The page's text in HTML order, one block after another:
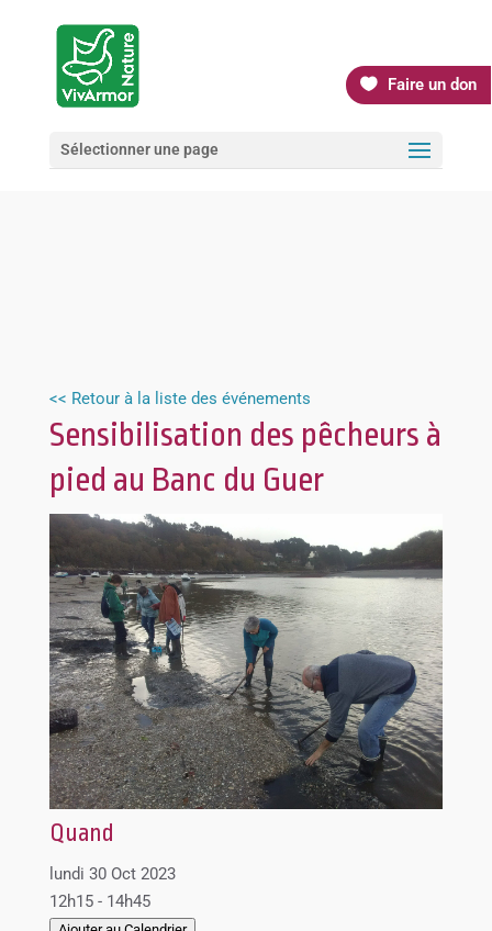
Faire un don
Sélectionner une page
<< Retour à la liste des événements
Sensibilisation des pêcheurs à
pied au Banc du Guer
Quand
lundi 30 Oct 2023
12h15 - 14h45